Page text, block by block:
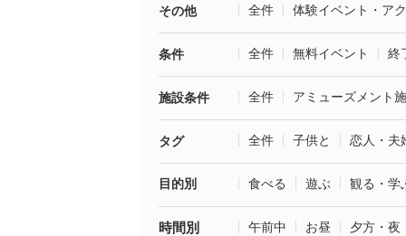
その他 全件 体験イベント・ア
条件 全件 無料イベント 終
施設条件 全件 アミューズメント
タグ 全件 子供と 恋人・夫
目的別 食べる 遊ぶ 観る・学
時間別 午前中 お昼 夕方・夜